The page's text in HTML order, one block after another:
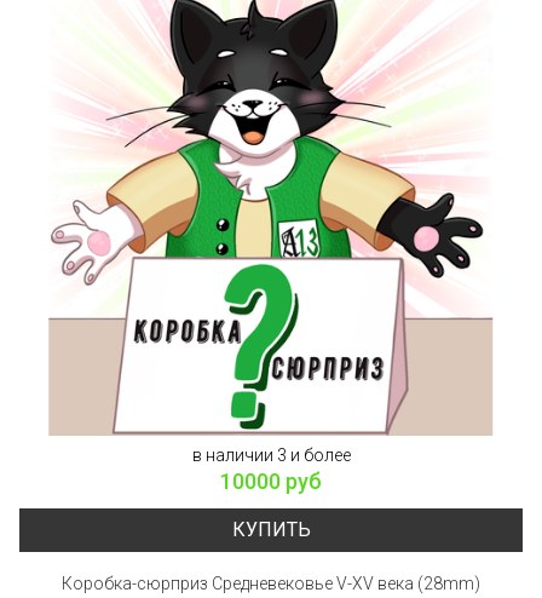
в наличии 3 и более
10000 руб
КУПИТЬ
Коробка-сюрприз Средневековье V-XV века (28mm)